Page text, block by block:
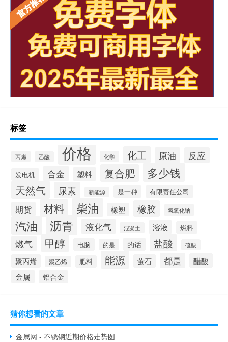
标签
丙烯 乙酸 价格 化学 化工 原油 反应
发电机 合金 塑料 复合肥 多少钱
天然气 尿素 新能源 是一种 有限责任公司
期货 材料 柴油 橡塑 橡胶 氢氧化钠
汽油 沥青 液化气 混凝土 溶液 燃料
燃气 甲醇 电脑 的是 的话 盐酸 硫酸
聚丙烯 聚乙烯 肥料 能源 萤石 都是 醋酸
金属 铝合金
猜你想看的文章
金属网 - 不锈钢近期价格走势图